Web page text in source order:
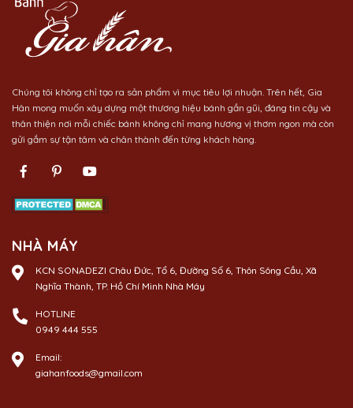
Chúng tôi không chỉ tạo ra sản phẩm vì mục tiêu lợi nhuận. Trên hết, Gia
Hân mong muốn xây dựng một thương hiệu bánh gần gũi, đáng tin cậy và
thân thiện nơi mỗi chiếc bánh không chỉ mang hương vị thơm ngon mà còn
gửi gắm sự tận tâm và chân thành đến từng khách hàng.
NHÀ MÁY
KCN SONADEZI Châu Đức, Tổ 6, Đường Số 6, Thôn Sông Cầu, Xã
Nghĩa Thành, TP. Hồ Chí Minh Nhà Máy
HOTLINE
0949 444 555
Email:
giahanfoods@gmail.com